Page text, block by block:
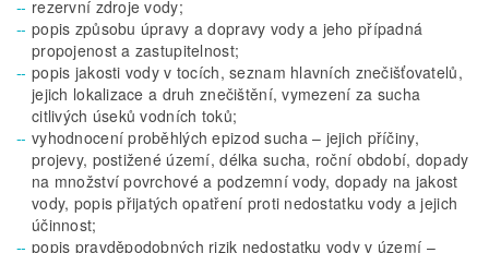
rezervní zdroje vody;
popis způsobu úpravy a dopravy vody a jeho případná
propojenost a zastupitelnost;
popis jakosti vody v tocích, seznam hlavních znečišťovatelů,
jejich lokalizace a druh znečištění, vymezení za sucha
citlivých úseků vodních toků;
vyhodnocení proběhlých epizod sucha – jejich příčiny,
projevy, postižené území, délka sucha, roční období, dopady
na množství povrchové a podzemní vody, dopady na jakost
vody, popis přijatých opatření proti nedostatku vody a jejich
účinnost;
popis pravděpodobných rizik nedostatku vody v území –